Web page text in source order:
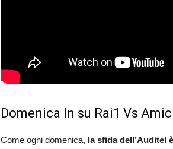
Domenica In su Rai1 Vs
Come ogni domenica, la sfida dell’Auditel